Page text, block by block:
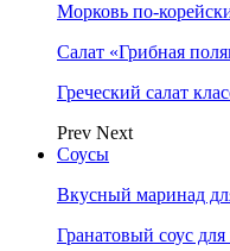
Морковь по-
Салат «Грибная
Греческий салат
Prev Next
Соусы
Вкусный маринад
Гранатовый соус